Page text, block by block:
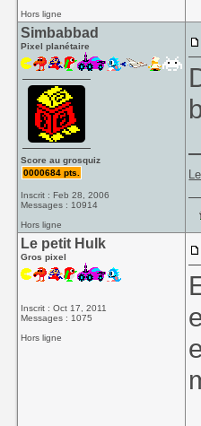
Hors ligne
Simbabbad
Pixel planétaire
Score au grosquiz
0000684 pts.
Inscrit : Feb 28, 2006
Messages : 10914
Hors ligne
Le petit Hulk
Gros pixel
Inscrit : Oct 17, 2011
Messages : 1075
Hors ligne